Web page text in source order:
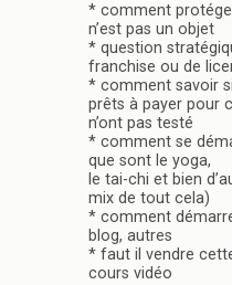
* comment
n’est pas un objet
* question
franchise ou de
* comment savoir
prêts à payer pour
n’ont pas testé
* comment se
que sont le yoga,
le tai-chi et bien
mix de tout cela)
* comment
blog, autres
* faut il vendre
cours vidéo